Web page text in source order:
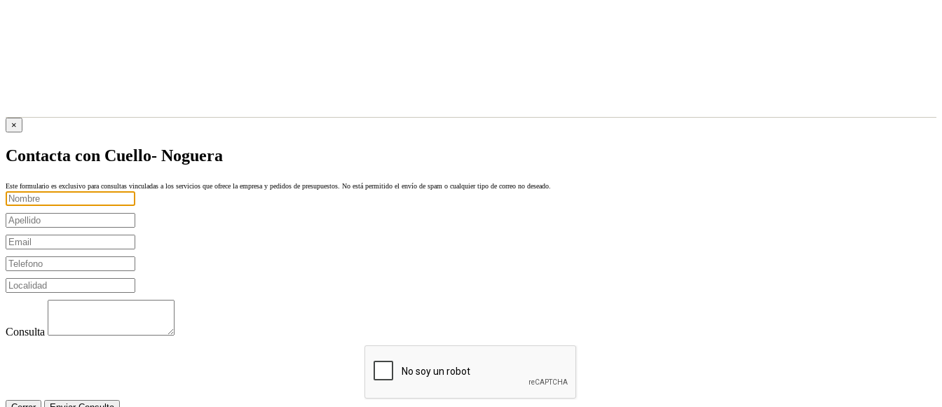
×
Contacta con Cuello- Noguera
Este formulario es exclusivo para consultas vinculadas a los servicios que ofrece la empresa y pedidos de presupuestos. No está permitido el envío de spam o cualquier tipo de correo no deseado.
Consulta